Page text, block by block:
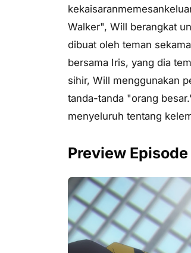
Walker", Will berangkat
dibuat oleh teman
bersama Iris, yang dia
sihir, Will menggunakan
tanda-tanda "orang
menyeluruh tentang
Preview